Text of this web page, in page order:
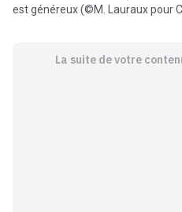
est généreux (©M. Lauraux pour
La suite de votre